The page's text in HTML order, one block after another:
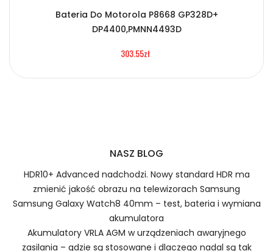
Szybka dostawa
2.Numer produktu baterii
1.Model urządzenia
Bateria Do Motorola P8668 GP328D+
DP4400,PMNN4493D
303.55zł
NASZ BLOG
HDR10+ Advanced nadchodzi. Nowy standard HDR ma
zmienić jakość obrazu na telewizorach Samsung
Samsung Galaxy Watch8 40mm – test, bateria i wymiana
akumulatora
Akumulatory VRLA AGM w urządzeniach awaryjnego
zasilania – gdzie są stosowane i dlaczego nadal są tak